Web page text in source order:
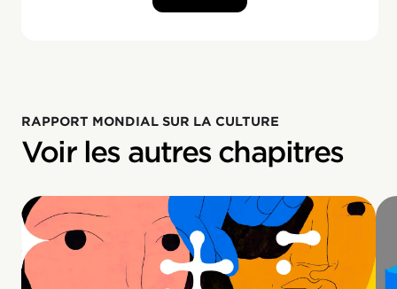
RAPPORT MONDIAL SUR LA CULTURE
Voir les autres chapitres